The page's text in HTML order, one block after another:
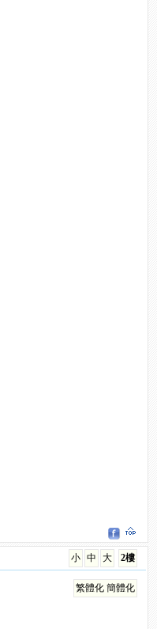
2樓
大
中
小
繁體化 簡體化